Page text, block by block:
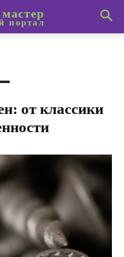
портал
от классики